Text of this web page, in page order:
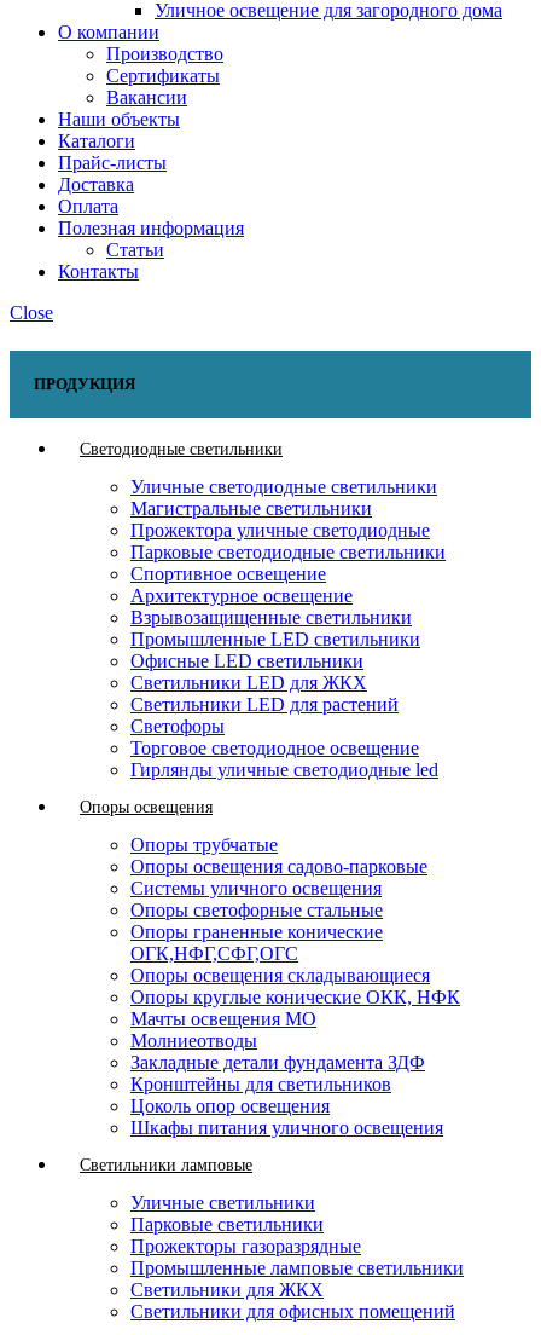
Уличное освещение для загородного дома
О компании
Производство
Сертификаты
Вакансии
Наши объекты
Каталоги
Прайс-листы
Доставка
Оплата
Полезная информация
Статьи
Контакты
Close
ПРОДУКЦИЯ
Светодиодные светильники
Уличные светодиодные светильники
Магистральные светильники
Прожектора уличные светодиодные
Парковые светодиодные светильники
Спортивное освещение
Архитектурное освещение
Взрывозащищенные светильники
Промышленные LED светильники
Офисные LED светильники
Cветильники LED для ЖКХ
Светильники LED для растений
Светофоры
Торговое светодиодное освещение
Гирлянды уличные светодиодные led
Опоры освещения
Опоры трубчатые
Опоры освещения садово-парковые
Системы уличного освещения
Опоры светофорные стальные
Опоры граненные конические
ОГК,НФГ,СФГ,ОГС
Опоры освещения складывающиеся
Опоры круглые конические ОКК, НФК
Мачты освещения МО
Молниеотводы
Закладные детали фундамента ЗДФ
Кронштейны для светильников
Цоколь опор освещения
Шкафы питания уличного освещения
Светильники ламповые
Уличные светильники
Парковые светильники
Прожекторы газоразрядные
Промышленные ламповые светильники
Светильники для ЖКХ
Светильники для офисных помещений